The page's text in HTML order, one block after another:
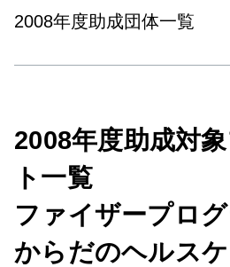
2008年度助成団体一覧
2008年度助成対
ト一覧
ファイザープロ
からだのヘルス